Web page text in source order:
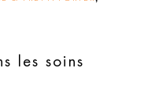
les soins